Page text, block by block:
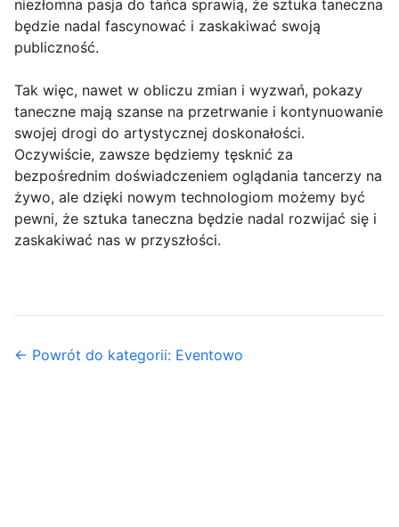
niezłomna pasja do tańca sprawią, że sztuka taneczna
będzie nadal fascynować i zaskakiwać swoją
publiczność.
Tak więc, nawet w obliczu zmian i wyzwań, pokazy
taneczne mają szanse na przetrwanie i kontynuowanie
swojej drogi do artystycznej doskonałości.
Oczywiście, zawsze będziemy tęsknić za
bezpośrednim doświadczeniem oglądania tancerzy na
żywo, ale dzięki nowym technologiom możemy być
pewni, że sztuka taneczna będzie nadal rozwijać się i
zaskakiwać nas w przyszłości.
← Powrót do kategorii: Eventowo